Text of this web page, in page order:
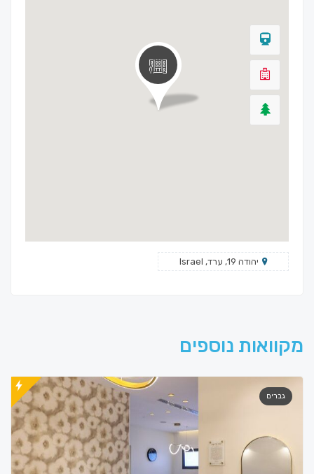
יהודה 19, ערד, Israel
מקוואות נוספים
גברים